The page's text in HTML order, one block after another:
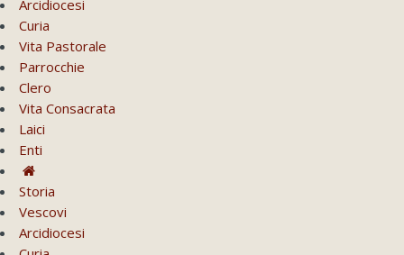
Arcidiocesi
Curia
Vita Pastorale
Parrocchie
Clero
Vita Consacrata
Laici
Enti
Storia
Vescovi
Arcidiocesi